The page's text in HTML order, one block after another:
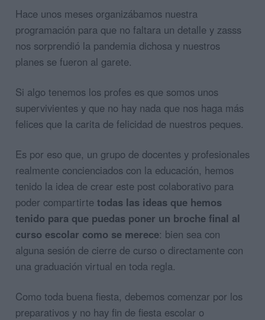
Hace unos meses organizábamos nuestra
programación para que no faltara un detalle y zasss
nos sorprendió la pandemia dichosa y nuestros
planes se fueron al garete.
Si algo tenemos los profes es que somos unos
supervivientes y que no hay nada que nos haga más
felices que la carita de felicidad de nuestros peques.
Es por eso que, un grupo de docentes y profesionales
realmente concienciados con la educación, hemos
tenido la idea de crear este post colaborativo para
poder compartirte todas las ideas que hemos
tenido para que puedas poner un broche final al
curso escolar como se merece: bien sea con
alguna sesión de cierre de curso o directamente con
una graduación virtual en toda regla.
Como toda buena fiesta, debemos comenzar por los
preparativos y no hay fin de fiesta escolar o